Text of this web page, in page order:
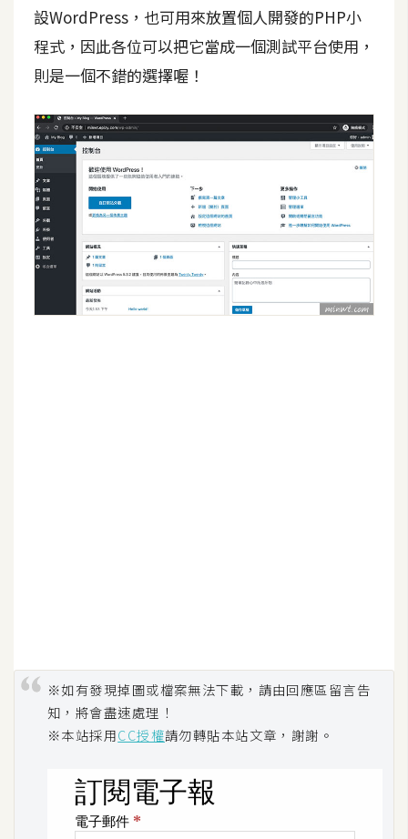
設WordPress，也可用來放置個人開發的PHP小
程式，因此各位可以把它當成一個測試平台使用，
則是一個不錯的選擇喔！
※如有發現掉圖或檔案無法下載，請由回應區留言告
知，將會盡速處理！
※本站採用CC授權請勿轉貼本站文章，謝謝。